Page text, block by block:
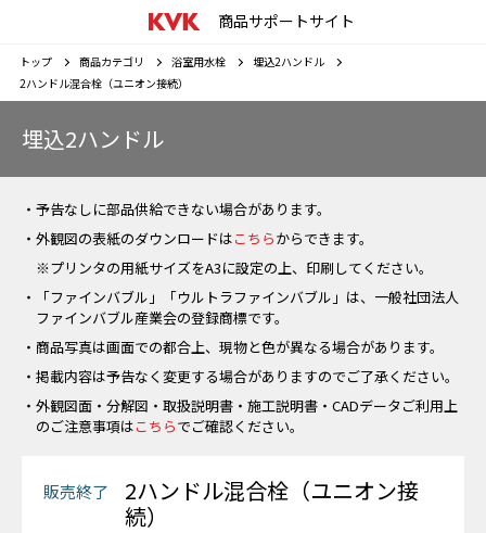
商品サポートサイト
トップ 商品カテゴリ 浴室用水栓
埋込2ハンドル
2ハンドル混合栓（ユニオン接続）
埋込2ハンドル
・予告なしに部品供給できない場合があります。
・外観図の表紙のダウンロードはこちらからできます。
※プリンタの用紙サイズをA3に設定の上、印刷してください。
・「ファインバブル」「ウルトラファインバブル」は、一般社団法人
ファインバブル産業会の登録商標です。
・商品写真は画面での都合上、現物と色が異なる場合があります。
・掲載内容は予告なく変更する場合がありますのでご了承ください。
・外観図面・分解図・取扱説明書・施工説明書・CADデータご利用上
のご注意事項はこちらでご確認ください。
2ハンドル混合栓（ユニオン接
続）